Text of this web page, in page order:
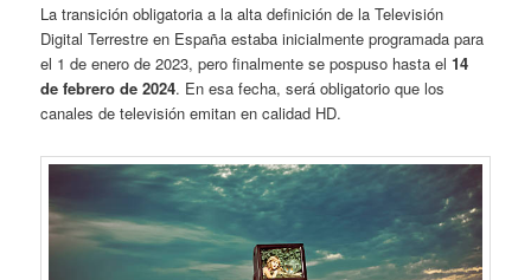
La transición obligatoria a la alta definición de la Televisión
Digital Terrestre en España estaba inicialmente programada para
el 1 de enero de 2023, pero finalmente se pospuso hasta el14
de febrero de 2024. En esa fecha, será obligatorio que los
canales de televisión emitan en calidad HD.